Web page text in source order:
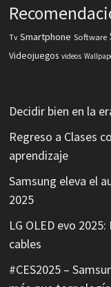
Tv Smartphone Software
Videojuegos videos
Decidir bien en la
Regreso a Clases
aprendizaje
Samsung eleva el
2025
LG OLED evo
cables
#CES2025 –